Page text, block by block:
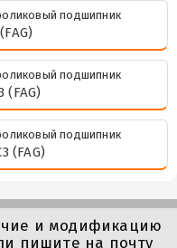
подшипник
подшипник
(FAG)
подшипник
(FAG)
и модификацию
пишите на почту